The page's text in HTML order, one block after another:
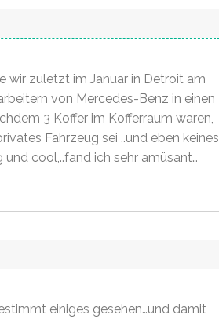
wir zuletzt im Januar in Detroit am
von Mercedes-Benz in einen
3 Koffer im Kofferraum waren,
Fahrzeug sei ..und eben keines
cool,..fand ich sehr amüsant…
einiges gesehen…und damit